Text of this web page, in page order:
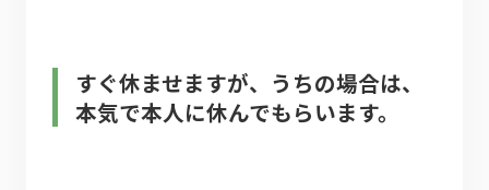
すぐ休ませますが、うちの場合は、
本気で本人に休んでもらいます。